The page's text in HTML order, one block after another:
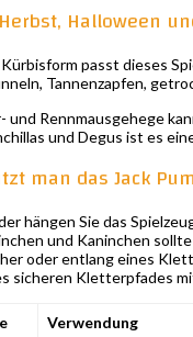
Halloween
passt dieses
Tannenzapfen,
und Rennmausgehege
und Degus ist es
man das Jack
hängen Sie das
und Kaninchen
oder entlang eines
sicheren Kletterpfades
Verwendung